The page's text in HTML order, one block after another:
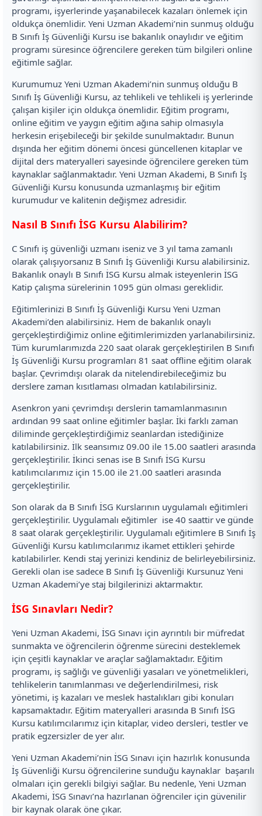
programı, işyerlerinde yaşanabilecek kazaları önlemek için
oldukça önemlidir. Yeni Uzman Akademi’nin sunmuş olduğu
B Sınıfı İş Güvenliği Kursu ise bakanlık onaylıdır ve eğitim
programı süresince öğrencilere gereken tüm bilgileri online
eğitimle sağlar.
Kurumumuz Yeni Uzman Akademi’nin sunmuş olduğu B
Sınıfı İş Güvenliği Kursu, az tehlikeli ve tehlikeli iş yerlerinde
çalışan kişiler için oldukça önemlidir. Eğitim programı,
online eğitim ve yaygın eğitim ağına sahip olmasıyla
herkesin erişebileceği bir şekilde sunulmaktadır. Bunun
dışında her eğitim dönemi öncesi güncellenen kitaplar ve
dijital ders materyalleri sayesinde öğrencilere gereken tüm
kaynaklar sağlanmaktadır. Yeni Uzman Akademi, B Sınıfı İş
Güvenliği Kursu konusunda uzmanlaşmış bir eğitim
kurumudur ve kalitenin değişmez adresidir.
Nasıl B Sınıfı İSG Kursu Alabilirim?
C Sınıfı iş güvenliği uzmanı iseniz ve 3 yıl tama zamanlı
olarak çalışıyorsanız B Sınıfı İş Güvenliği Kursu alabilirsiniz.
Bakanlık onaylı B Sınıfı İSG Kursu almak isteyenlerin İSG
Katip çalışma sürelerinin 1095 gün olması gereklidir.
Eğitimlerinizi B Sınıfı İş Güvenliği Kursu Yeni Uzman
Akademi’den alabilirsiniz. Hem de bakanlık onaylı
gerçekleştirdiğimiz online eğitimlerimizden yarlanabilirsiniz.
Tüm kurumlarımızda 220 saat olarak gerçekleştirilen B Sınıfı
İş Güvenliği Kursu programları 81 saat offline eğitim olarak
başlar. Çevrimdışı olarak da nitelendirebileceğimiz bu
derslere zaman kısıtlaması olmadan katılabilirsiniz.
Asenkron yani çevrimdışı derslerin tamamlanmasının
ardından 99 saat online eğitimler başlar. İki farklı zaman
diliminde gerçekleştirdiğimiz seanlardan istediğinize
katılabilirsiniz. İlk seansımız 09.00 ile 15.00 saatleri arasında
gerçekleştirilir. İkinci senas ise B Sınıfı İSG Kursu
katılımcılarımız için 15.00 ile 21.00 saatleri arasında
gerçekleştirilir.
Son olarak da B Sınıfı İSG Kurslarının uygulamalı eğitimleri
gerçekleştirilir. Uygulamalı eğitimler ise 40 saattir ve günde
8 saat olarak gerçekleştirilir. Uygulamalı eğitimlere B Sınıfı İş
Güvenliği Kursu katılımcılarımız ikamet ettikleri şehirde
katılabilirler. Kendi staj yerinizi kendiniz de belirleyebilirsiniz.
Gerekli olan ise sadece B Sınıfı İş Güvenliği Kursunuz Yeni
Uzman Akademi’ye staj bilgilerinizi aktarmaktır.
İSG Sınavları Nedir?
Yeni Uzman Akademi, İSG Sınavı için ayrıntılı bir müfredat
sunmakta ve öğrencilerin öğrenme sürecini desteklemek
için çeşitli kaynaklar ve araçlar sağlamaktadır. Eğitim
programı, iş sağlığı ve güvenliği yasaları ve yönetmelikleri,
tehlikelerin tanımlanması ve değerlendirilmesi, risk
yönetimi, iş kazaları ve meslek hastalıkları gibi konuları
kapsamaktadır. Eğitim materyalleri arasında B Sınıfı İSG
Kursu katılımcılarımız için kitaplar, video dersleri, testler ve
pratik egzersizler de yer alır.
Yeni Uzman Akademi’nin İSG Sınavı için hazırlık konusunda
İş Güvenliği Kursu öğrencilerine sunduğu kaynaklar başarılı
olmaları için gerekli bilgiyi sağlar. Bu nedenle, Yeni Uzman
Akademi, İSG Sınavı’na hazırlanan öğrenciler için güvenilir
bir kaynak olarak öne çıkar.